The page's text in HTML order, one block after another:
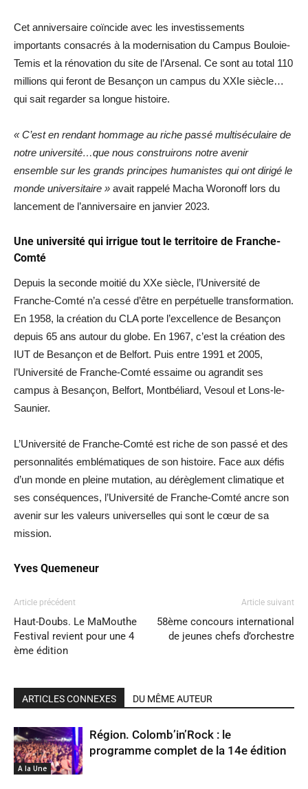
Cet anniversaire coïncide avec les investissements
importants consacrés à la modernisation du Campus Bouloie-
Temis et la rénovation du site de l’Arsenal. Ce sont au total 110
millions qui feront de Besançon un campus du XXIe siècle…
qui sait regarder sa longue histoire.
« C’est en rendant hommage au riche passé multiséculaire de
notre université…que nous construirons notre avenir
ensemble sur les grands principes humanistes qui ont dirigé le
monde universitaire » avait rappelé Macha Woronoff lors du
lancement de l’anniversaire en janvier 2023.
Une université qui irrigue tout le territoire de Franche-
Comté
Depuis la seconde moitié du XXe siècle, l’Université de
Franche-Comté n’a cessé d’être en perpétuelle transformation.
En 1958, la création du CLA porte l’excellence de Besançon
depuis 65 ans autour du globe. En 1967, c’est la création des
IUT de Besançon et de Belfort. Puis entre 1991 et 2005,
l’Université de Franche-Comté essaime ou agrandit ses
campus à Besançon, Belfort, Montbéliard, Vesoul et Lons-le-
Saunier.
L’Université de Franche-Comté est riche de son passé et des
personnalités emblématiques de son histoire. Face aux défis
d’un monde en pleine mutation, au dérèglement climatique et
ses conséquences, l’Université de Franche-Comté ancre son
avenir sur les valeurs universelles qui sont le cœur de sa
mission.
Yves Quemeneur
Article précédent
Haut-Doubs. Le MaMouthe
Festival revient pour une 4
ème édition
Article suivant
58ème concours international
de jeunes chefs d’orchestre
ARTICLES CONNEXES DU MÊME AUTEUR
A la Une
Région. Colomb’in’Rock : le
programme complet de la 14e édition